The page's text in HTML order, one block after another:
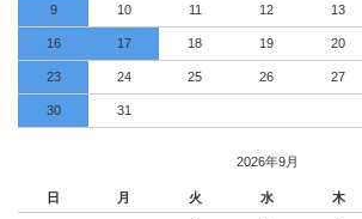
9 10 11 12 13
16 17 18 19 20
23 24 25 26 27
30 31
2026年9月
日 月 火 水 木